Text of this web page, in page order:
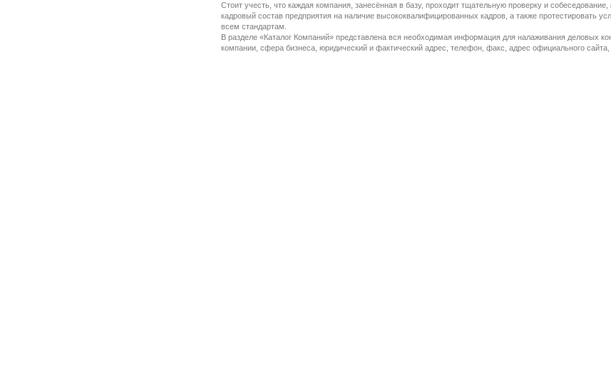
Стоит учесть, что каждая компания, занесённая в базу, проходит тщательную проверку и
кадровый состав предприятия на наличие высококвалифицированных кадров, а также протестировать
всем стандартам.
В разделе «Каталог Компаний» представлена вся необходимая информация для налаживания деловых
компании, сфера бизнеса, юридический и фактический адрес, телефон, факс, адрес официального сайта,